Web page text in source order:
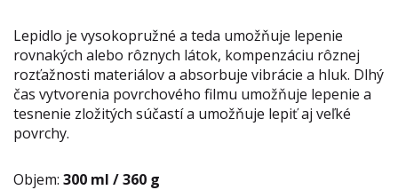
Lepidlo je vysokopružné a teda umožňuje lepenie
rovnakých alebo rôznych látok, kompenzáciu rôznej
rozťažnosti materiálov a absorbuje vibrácie a hluk. Dlhý
čas vytvorenia povrchového filmu umožňuje lepenie a
tesnenie zložitých súčastí a umožňuje lepiť aj veľké
povrchy.
Objem: 300 ml / 360 g